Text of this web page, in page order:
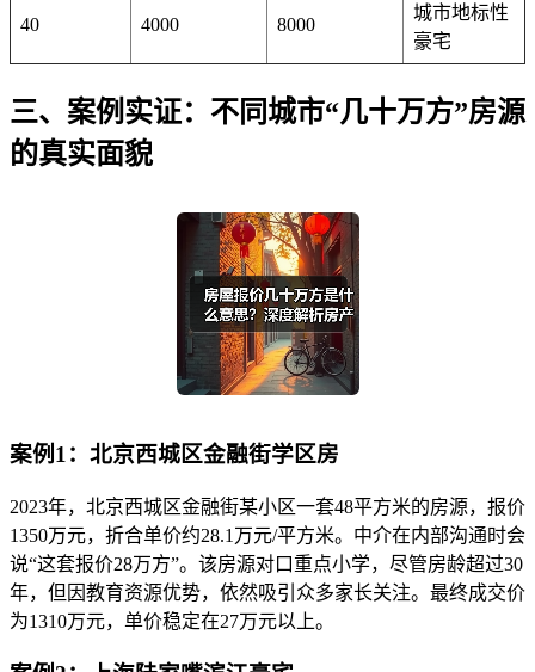
40 4000 8000
城市地标性
豪宅
三、案例实证：不同城市“几十万方”房源
的真实面貌
案例1：北京西城区金融街学区房
2023年，北京西城区金融街某小区一套48平方米的房源，报价
1350万元，折合单价约28.1万元/平方米。中介在内部沟通时会
说“这套报价28万方”。该房源对口重点小学，尽管房龄超过30
年，但因教育资源优势，依然吸引众多家长关注。最终成交价
为1310万元，单价稳定在27万元以上。